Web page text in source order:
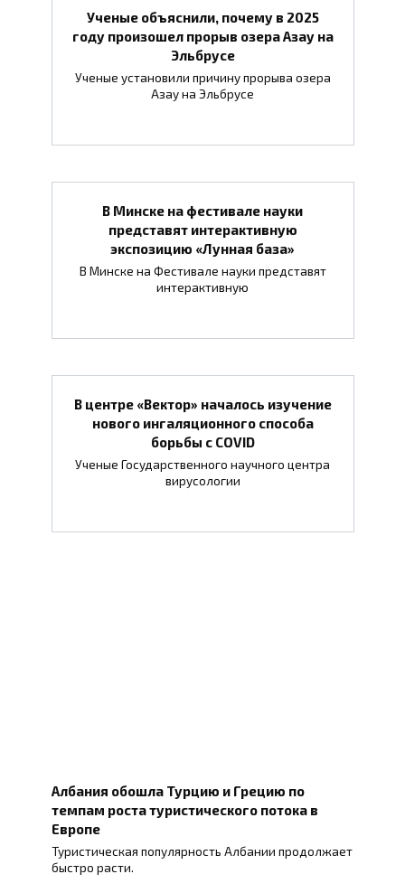
Ученые объяснили, почему в 2025
году произошел прорыв озера Азау на
Эльбрусе
Ученые установили причину прорыва озера
Азау на Эльбрусе
В Минске на фестивале науки
представят интерактивную
экспозицию «Лунная база»
В Минске на Фестивале науки представят
интерактивную
В центре «Вектор» началось изучение
нового ингаляционного способа
борьбы с COVID
Ученые Государственного научного центра
вирусологии
Албания обошла Турцию и Грецию по
темпам роста туристического потока в
Европе
Туристическая популярность Албании продолжает
быстро расти.